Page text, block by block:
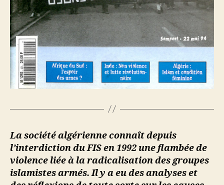
La société algérienne connaît depuis
l’interdiction du FIS en 1992 une flambée de
violence liée à la radicalisation des groupes
islamistes armés. Il y a eu des analyses et